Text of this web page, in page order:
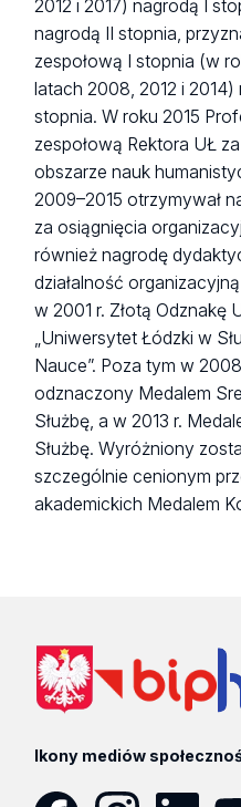
2012 i 2017) nagrodą I
nagrodą II stopnia,
zespołową I stopnia (w
latach 2008, 2012 i 2014)
stopnia. W roku 2015
zespołową Rektora UŁ
obszarze nauk
2009–2015 otrzymywał
za osiągnięcia
również nagrodę
działalność
w 2001 r. Złotą Odznakę
„Uniwersytet Łódzki w
Nauce”. Poza tym w
odznaczony Medalem
Służbę, a w 2013 r.
Służbę. Wyróżniony
szczególnie cenionym
akademickich Medalem
Ikony mediów